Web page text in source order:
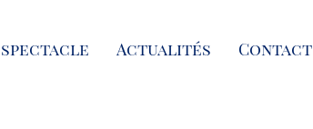
Actualités Contact